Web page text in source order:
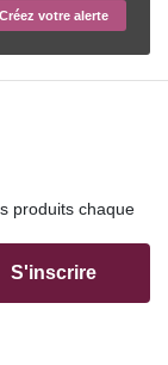
Créez votre alerte
produits chaque
S'inscrire